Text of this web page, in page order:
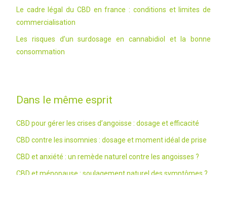
Le cadre légal du CBD en france : conditions et limites de
commercialisation
Les risques d’un surdosage en cannabidiol et la bonne
consommation
Dans le même esprit
CBD pour gérer les crises d’angoisse : dosage et efficacité
CBD contre les insomnies : dosage et moment idéal de prise
CBD et anxiété : un remède naturel contre les angoisses ?
CBD et ménopause : soulagement naturel des symptômes ?